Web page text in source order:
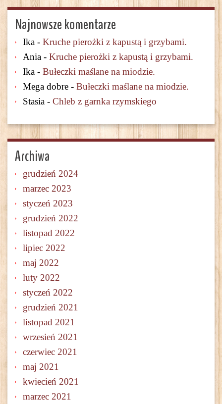
Najnowsze komentarze
Ika - Kruche pierożki z kapustą i grzybami.
Ania - Kruche pierożki z kapustą i grzybami.
Ika - Bułeczki maślane na miodzie.
Mega dobre - Bułeczki maślane na miodzie.
Stasia - Chleb z garnka rzymskiego
Archiwa
grudzień 2024
marzec 2023
styczeń 2023
grudzień 2022
listopad 2022
lipiec 2022
maj 2022
luty 2022
styczeń 2022
grudzień 2021
listopad 2021
wrzesień 2021
czerwiec 2021
maj 2021
kwiecień 2021
marzec 2021